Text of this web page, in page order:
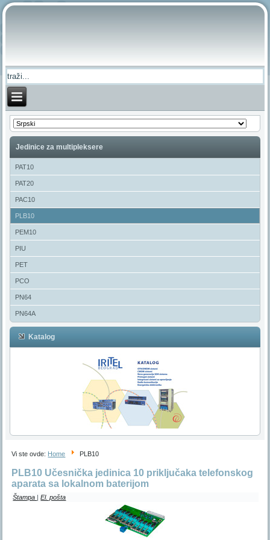
Jedinice za multipleksere
PAT10
PAT20
PAC10
PLB10
PEM10
PIU
PET
PCO
PN64
PN64A
Katalog
Vi ste ovde: Home PLB10
PLB10 Učesnička jedinica 10 priključaka telefonskog
aparata sa lokalnom baterijom
Štampa |El. pošta